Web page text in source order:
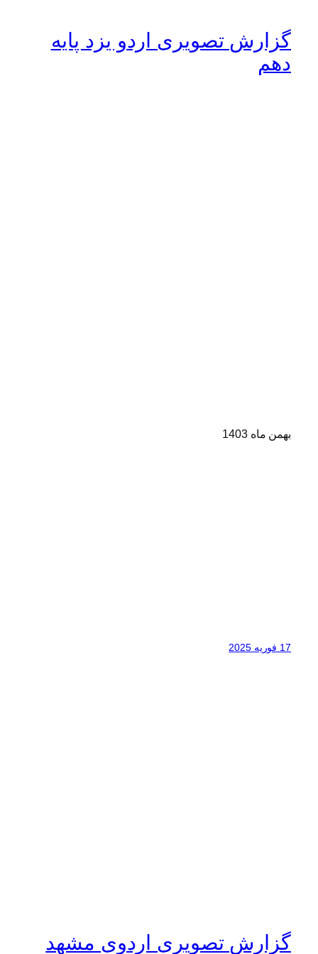
گزارش تصویری اردو یزد پایه
دهم
بهمن ماه 1403
17 فوریه 2025
گزارش تصویری اردوی مشهد